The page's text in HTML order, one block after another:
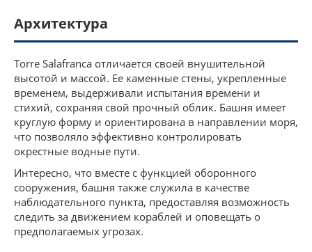
Архитектура
Torre Salafranca отличается своей внушительной
высотой и массой. Ее каменные стены, укрепленные
временем, выдерживали испытания времени и
стихий, сохраняя свой прочный облик. Башня имеет
круглую форму и ориентирована в направлении моря,
что позволяло эффективно контролировать
окрестные водные пути.
Интересно, что вместе с функцией оборонного
сооружения, башня также служила в качестве
наблюдательного пункта, предоставляя возможность
следить за движением кораблей и оповещать о
предполагаемых угрозах.